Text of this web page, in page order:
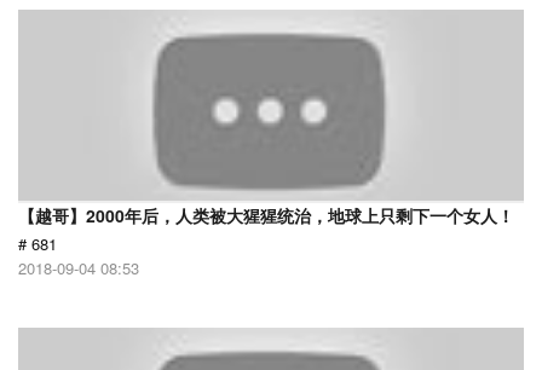
【越哥】2000年后，人类被大猩猩统治，地球上只剩下一个女人！
# 681
2018-09-04 08:53